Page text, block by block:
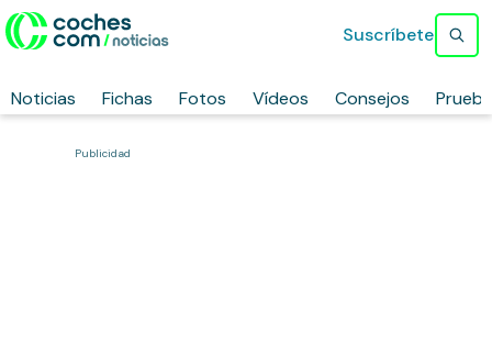
Noticias Fichas Fotos Vídeos Consejos
Suscríbete
Publicidad